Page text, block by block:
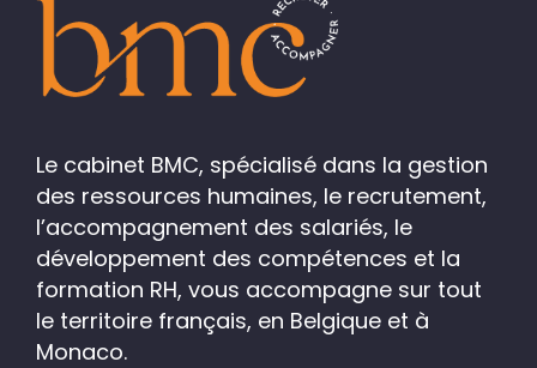
Le cabinet BMC, spécialisé dans la gestion
des ressources humaines, le recrutement,
l’accompagnement des salariés, le
développement des compétences et la
formation RH, vous accompagne sur tout
le territoire français, en Belgique et à
Monaco.